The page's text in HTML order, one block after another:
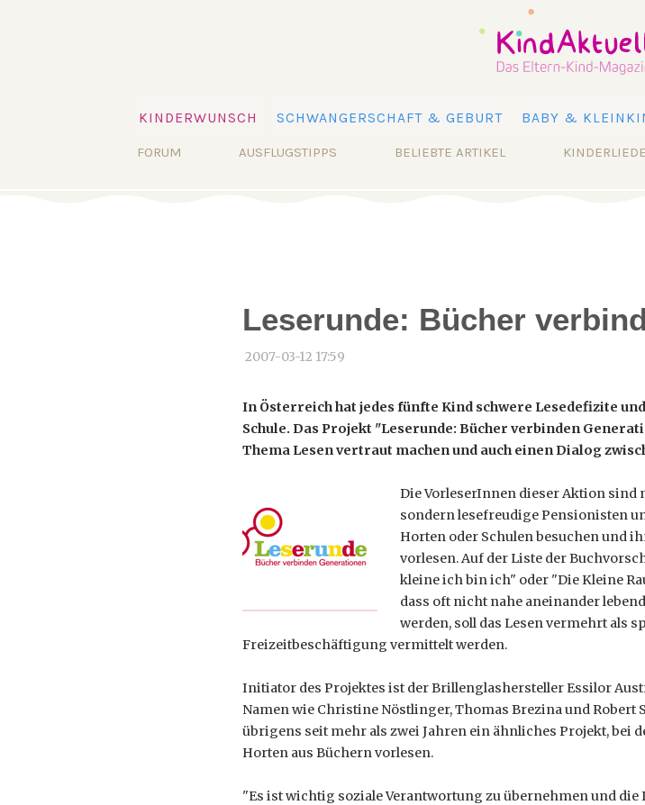
überspringen
KINDERWUNSCH SCHWANGERSCHAFT & GEBURT BABY &
Navigation
FORUM AUSFLUGSTIPPS BELIEBTE ARTIKEL
Leserunde: Bücher
2007-03-12 17:59
In Österreich hat jedes fünfte Kind schwere Lesedefizite
Schule. Das Projekt "Leserunde: Bücher verbinden
Thema Lesen vertraut machen und auch einen Dialog
Die VorleserInnen dieser Aktion
sondern lesefreudige Pensionisten
Horten oder Schulen besuchen und
vorlesen. Auf der Liste der
kleine ich bin ich" oder "Die Kleine
dass oft nicht nahe aneinander
werden, soll das Lesen vermehrt als
Freizeitbeschäftigung vermittelt werden.
Initiator des Projektes ist der Brillenglashersteller Essilor
Namen wie Christine Nöstlinger, Thomas Brezina und
übrigens seit mehr als zwei Jahren ein ähnliches Projekt,
Horten aus Büchern vorlesen.
"Es ist wichtig soziale Verantwortung zu übernehmen und